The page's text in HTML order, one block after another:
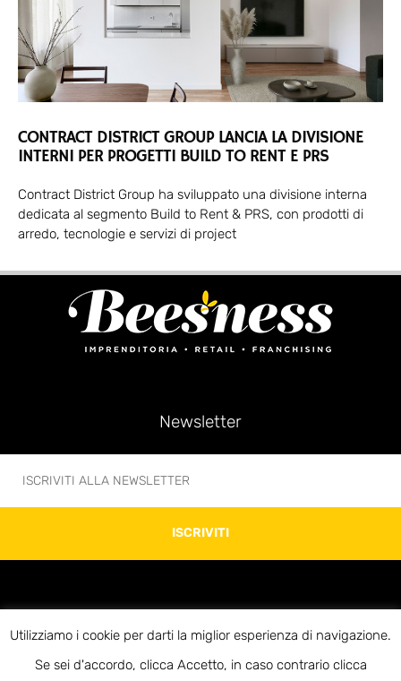
CONTRACT DISTRICT GROUP LANCIA LA DIVISIONE
INTERNI PER PROGETTI BUILD TO RENT E PRS
Contract District Group ha sviluppato una divisione interna
dedicata al segmento Build to Rent & PRS, con prodotti di
arredo, tecnologie e servizi di project
Newsletter
ISCRIVITI
© 2020 Beesness di Giovanni Bonani – P.IVA 10312920969 – Via Soperga 13 –
Utilizziamo i cookie per darti la miglior esperienza di navigazione.
Se sei d'accordo, clicca Accetto, in caso contrario clicca